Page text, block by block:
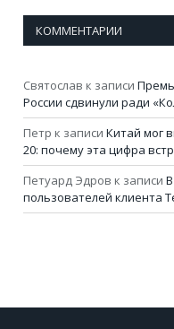
КОММЕНТАРИИ
Святослав к записи
России сдвинули ради
Петр к записи Китай мог
20: почему эта цифра
Петуард Эдров к записи
пользователей клиента